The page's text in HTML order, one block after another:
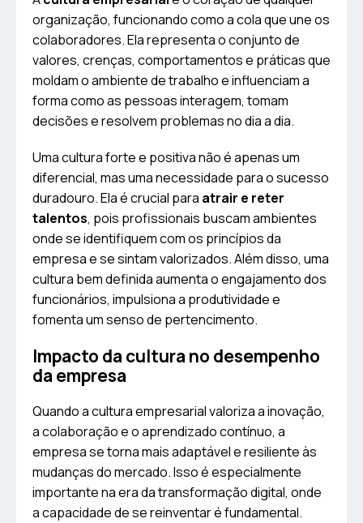
organização, funcionando como a cola que une os
colaboradores. Ela representa o conjunto de
valores, crenças, comportamentos e práticas que
moldam o ambiente de trabalho e influenciam a
forma como as pessoas interagem, tomam
decisões e resolvem problemas no dia a dia.
Uma cultura forte e positiva não é apenas um
diferencial, mas uma necessidade para o sucesso
duradouro. Ela é crucial para atrair e reter
talentos, pois profissionais buscam ambientes
onde se identifiquem com os princípios da
empresa e se sintam valorizados. Além disso, uma
cultura bem definida aumenta o engajamento dos
funcionários, impulsiona a produtividade e
fomenta um senso de pertencimento.
Impacto da cultura no desempenho
da empresa
Quando a cultura empresarial valoriza a inovação,
a colaboração e o aprendizado contínuo, a
empresa se torna mais adaptável e resiliente às
mudanças do mercado. Isso é especialmente
importante na era da transformação digital, onde
a capacidade de se reinventar é fundamental.